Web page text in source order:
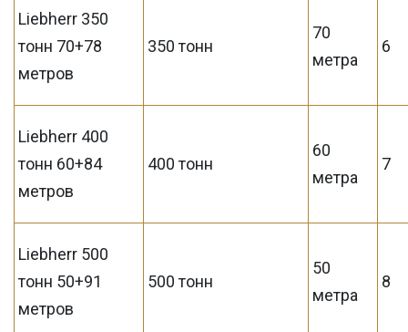
Liebherr 350
тонн 70+78
метров
350 тонн
70
метра
6
Liebherr 400
тонн 60+84
метров
400 тонн
60
метра
7
Liebherr 500
тонн 50+91
метров
500 тонн
50
метра
8